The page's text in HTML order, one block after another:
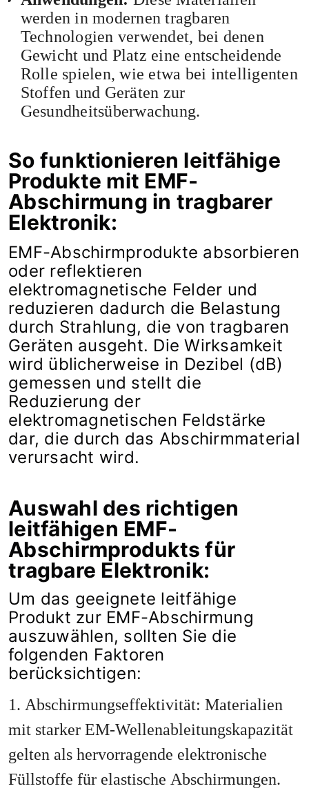
werden in modernen tragbaren
Technologien verwendet, bei denen
Gewicht und Platz eine entscheidende
Rolle spielen, wie etwa bei intelligenten
Stoffen und Geräten zur
Gesundheitsüberwachung.
So funktionieren leitfähige
Produkte mit EMF-
Abschirmung in tragbarer
Elektronik:
EMF-Abschirmprodukte absorbieren
oder reflektieren
elektromagnetische Felder und
reduzieren dadurch die Belastung
durch Strahlung, die von tragbaren
Geräten ausgeht. Die Wirksamkeit
wird üblicherweise in Dezibel (dB)
gemessen und stellt die
Reduzierung der
elektromagnetischen Feldstärke
dar, die durch das Abschirmmaterial
verursacht wird.
Auswahl des richtigen
leitfähigen EMF-
Abschirmprodukts für
tragbare Elektronik:
Um das geeignete leitfähige
Produkt zur EMF-Abschirmung
auszuwählen, sollten Sie die
folgenden Faktoren
berücksichtigen:
1. Abschirmungseffektivität: Materialien
mit starker EM-Wellenableitungskapazität
gelten als hervorragende elektronische
Füllstoffe für elastische Abschirmungen.